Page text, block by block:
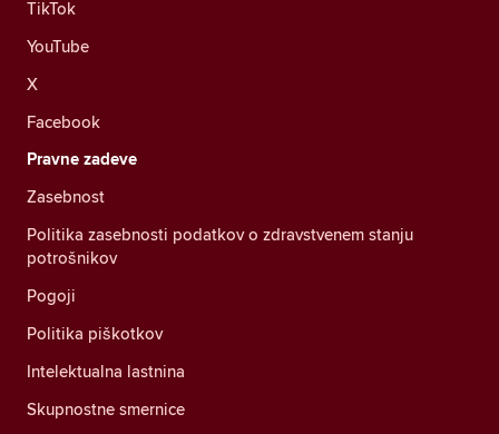
TikTok
YouTube
X
Facebook
Pravne zadeve
Zasebnost
Politika zasebnosti podatkov o zdravstvenem stanju
potrošnikov
Pogoji
Politika piškotkov
Intelektualna lastnina
Skupnostne smernice